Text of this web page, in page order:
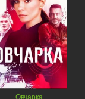
Овчарка